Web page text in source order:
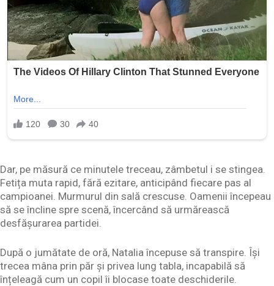
Dar, pe măsură ce minutele treceau, zâmbetul i se stingea.
Fetița muta rapid, fără ezitare, anticipând fiecare pas al
campioanei. Murmurul din sală crescuse. Oamenii începeau
să se încline spre scenă, încercând să urmărească
desfășurarea partidei.
După o jumătate de oră, Natalia începuse să transpire. Își
trecea mâna prin păr și privea lung tabla, incapabilă să
înțeleagă cum un copil îi blocase toate deschiderile.